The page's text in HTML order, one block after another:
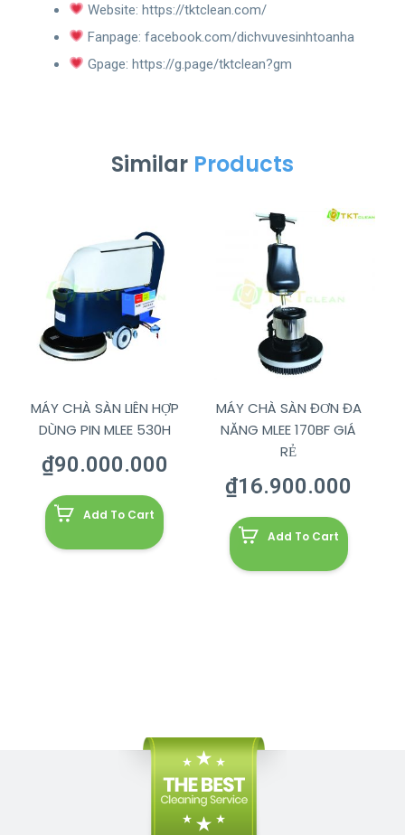
Website:https://tktclean.com/
Fanpage:facebook.com/dichvuvesinhtoanha
Gpage:https://g.page/tktclean?gm
Similar Products
MÁY CHÀ SÀN LIÊN HỢP
DÙNG PIN MLEE 530H
₫90.000.000
Add To Cart
MÁY CHÀ SÀN ĐƠN ĐA
NĂNG MLEE 170BF GIÁ
RẺ
₫16.900.000
Add To Cart